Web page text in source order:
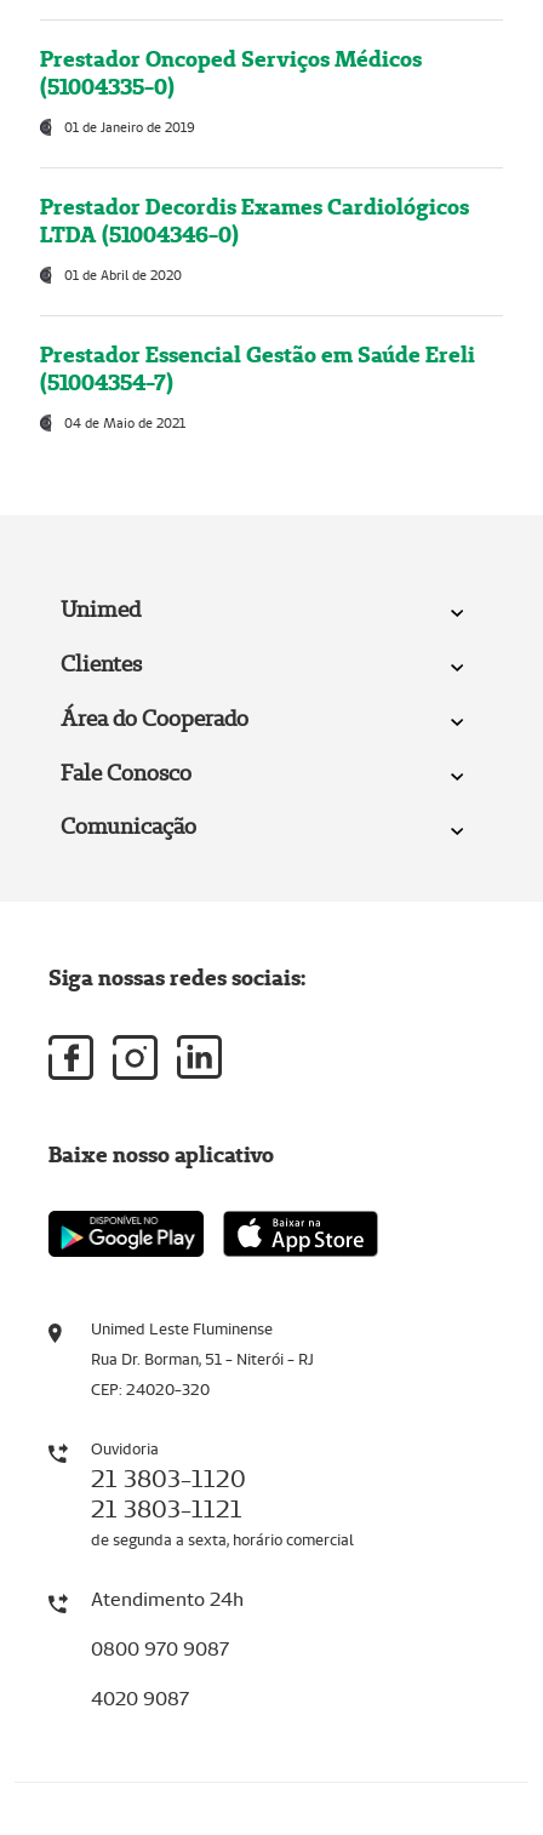
Prestador Oncoped Serviços Médicos
(51004335-0)
01 de Janeiro de 2019
Prestador Decordis Exames Cardiológicos
LTDA (51004346-0)
01 de Abril de 2020
Prestador Essencial Gestão em Saúde Ereli
(51004354-7)
04 de Maio de 2021
Unimed
Clientes
Área do Cooperado
Fale Conosco
Comunicação
Unimed Leste Fluminense
Rua Dr. Borman, 51 - Niterói - RJ
CEP: 24020-320
Ouvidoria
21 3803-1120
21 3803-1121
de segunda a sexta, horário comercial
Atendimento 24h
0800 970 9087
4020 9087
Siga nossas redes sociais:
Baixe nosso aplicativo